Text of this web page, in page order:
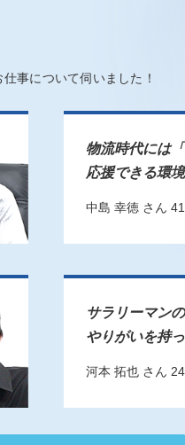
事について伺いました！
物流時代には
応援できる環
中島 幸徳 さん
サラリーマン
やりがいを持
河本 拓也 さん